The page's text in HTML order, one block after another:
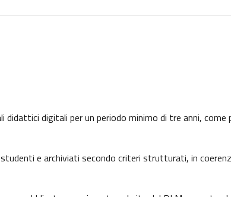
didattici digitali per un periodo minimo di tre anni, come
e archiviati secondo criteri strutturati, in